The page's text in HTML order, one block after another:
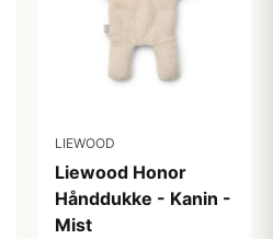
LIEWOOD
Liewood Honor
Hånddukke - Kanin -
Mist